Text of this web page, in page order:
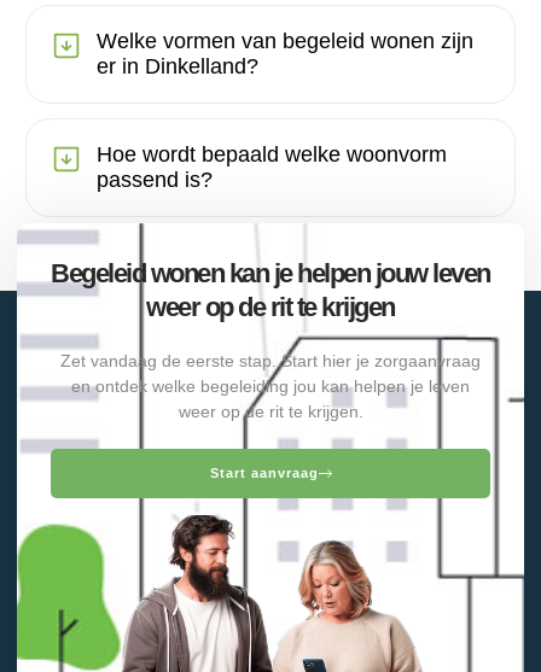
Welke vormen van begeleid wonen zijn
er in Dinkelland?
Hoe wordt bepaald welke woonvorm
passend is?
Begeleid wonen kan je helpen jouw leven
weer op de rit te krijgen
Zet vandaag de eerste stap. Start hier je zorgaanvraag
en ontdek welke begeleiding jou kan helpen je leven
weer op de rit te krijgen.
Start aanvraag